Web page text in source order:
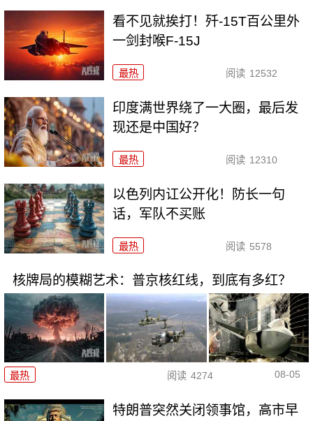
看不见就挨打！歼-15T百公里外
一剑封喉F-15J
最热 阅读 12532
印度满世界绕了一大圈，最后发
现还是中国好？
最热 阅读 12310
以色列内讧公开化！防长一句
话，军队不买账
最热 阅读 5578
核牌局的模糊艺术：普京核红线，到底有多红？
最热 阅读 4274 08-05
特朗普突然关闭领事馆，高市早